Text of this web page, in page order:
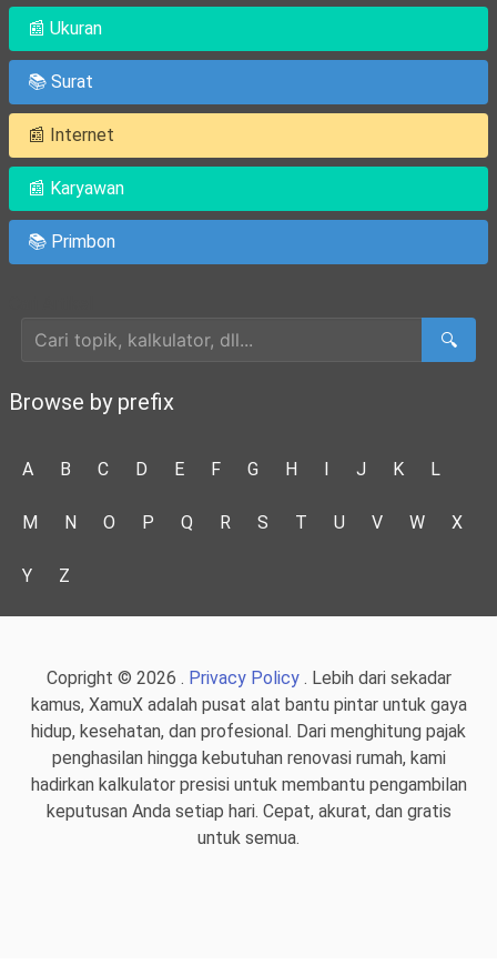
📰 Ukuran
📚 Surat
📰 Internet
📰 Karyawan
📚 Primbon
🔍
Browse by prefix
A B C D E F G H I J K L
M N O P Q R S T U V W X
Y Z
Copright © 2026 . Privacy Policy. Lebih dari sekadar
kamus, XamuX adalah pusat alat bantu pintar untuk gaya
hidup, kesehatan, dan profesional. Dari menghitung pajak
penghasilan hingga kebutuhan renovasi rumah, kami
hadirkan kalkulator presisi untuk membantu pengambilan
keputusan Anda setiap hari. Cepat, akurat, dan gratis
untuk semua.